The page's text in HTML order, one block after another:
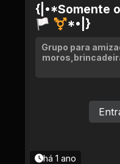
{|•*Somente
🏳 ⚧*•|}
Grupo para
há 1 ano